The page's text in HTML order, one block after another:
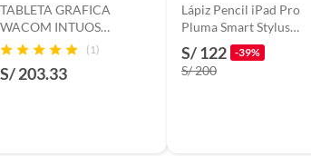
, 3 puntas de repuesto y guia de usuario.
TABLETA GRAFICA
WACOM INTUOS
CTL4100 7.9X6.3 PEN 4K
P-N CTL-4100
(1)
S/ 203.33
Lápiz Pencil iPad Pro
Pluma Smart Stylus
Universal Ugreen LP452
90915
S/ 122 -39%
S/ 200